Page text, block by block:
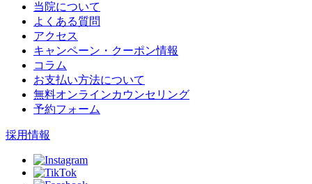
当院について
よくある質問
アクセス
キャンペーン・クーポン情報
コラム
お支払い方法について
無料オンラインカウンセリング
予約フォーム
採用情報